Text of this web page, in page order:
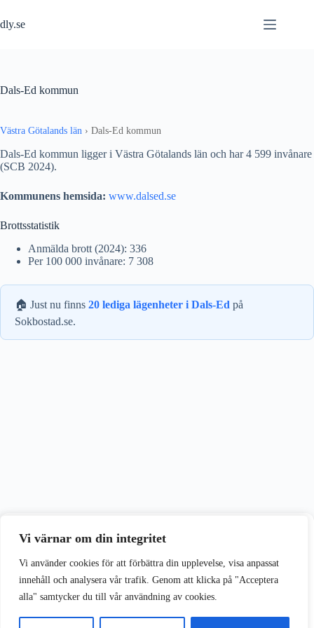
Vi värnar om din integritet
Vi använder cookies för att förbättra din upplevelse, visa anpassat
innehåll och analysera vår trafik. Genom att klicka på "Acceptera
alla" samtycker du till vår användning av cookies.
Vi använder cookies för att förbättra din upplevelse på vår webbplats.
Acceptera alla
till
innehåll
dly.se
Dals-Ed kommun
Västra Götalands län › Dals-Ed kommun
Dals-Ed kommun ligger i Västra Götalands län och har 4 599 invånare
(SCB 2024).
Kommunens hemsida: www.dalsed.se
Brottsstatistik
Anmälda brott (2024): 336
Per 100 000 invånare: 7 308
🏠 Just nu finns 20 lediga lägenheter i Dals-Ed på
Sokbostad.se.